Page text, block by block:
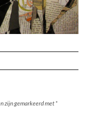
zijn gemarkeerd met*